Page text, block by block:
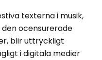
texterna i musik,
ocensurerade
blir uttryckligt
i digitala medier